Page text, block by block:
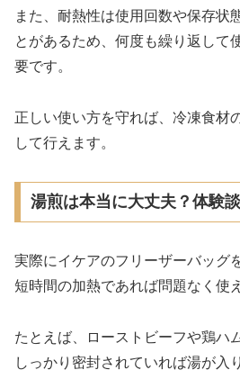
また、耐熱性は使用回数や保存状
とがあるため、何度も繰り返して
要です。
正しい使い方を守れば、冷凍食材
して行えます。
湯煎は本当に大丈夫？体験談
実際にイケアのフリーザーバッグ
短時間の加熱であれば問題なく使
たとえば、ローストビーフや鶏ハ
しっかり密封されていれば湯が入